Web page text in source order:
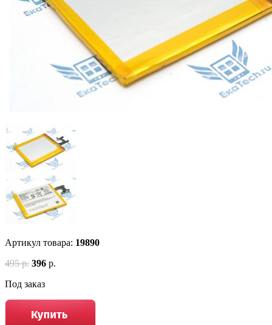
Артикул товара: 19890
495 р. 396 р.
Под заказ